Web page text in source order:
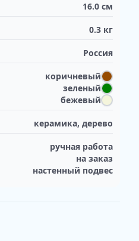
16.0 см
0.3 кг
Россия
коричневый
зеленый
бежевый
керамика, дерево
ручная работа
на заказ
настенный подвес